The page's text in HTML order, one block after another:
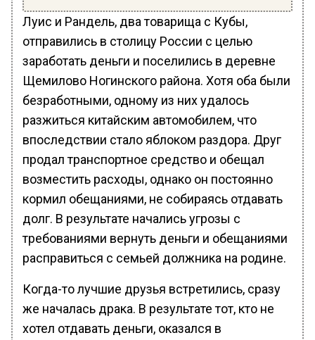
Луис и Рандель, два товарища с Кубы,
отправились в столицу России с целью
заработать деньги и поселились в деревне
Щемилово Ногинского района. Хотя оба были
безработными, одному из них удалось
разжиться китайским автомобилем, что
впоследствии стало яблоком раздора. Друг
продал транспортное средство и обещал
возместить расходы, однако он постоянно
кормил обещаниями, не собираясь отдавать
долг. В результате начались угрозы с
требованиями вернуть деньги и обещаниями
расправиться с семьей должника на родине.
Когда-то лучшие друзья встретились, сразу
же началась драка. В результате тот, кто не
хотел отдавать деньги, оказался в